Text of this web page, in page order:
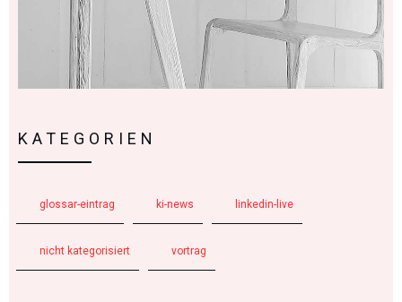
KATEGORIEN
glossar-eintrag ki-news linkedin-live
nicht kategorisiert vortrag